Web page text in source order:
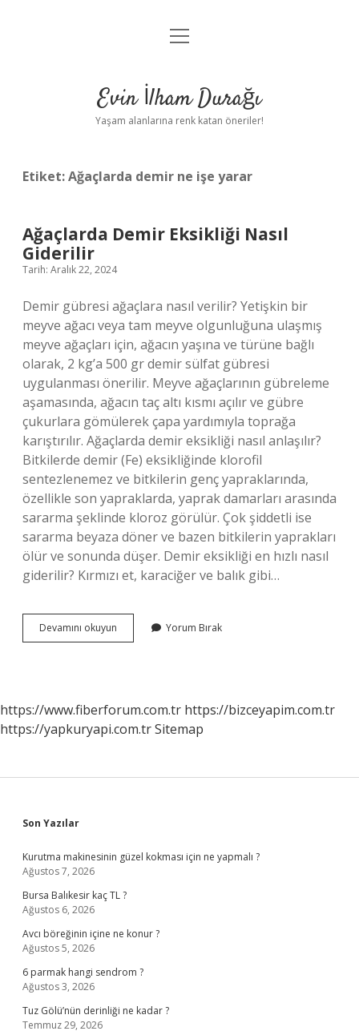
Anasayfa
Yasal Uyarı
menüyü
Evin İlham Durağı
Yaşam alanlarına renk katan öneriler!
Etiket:Ağaçlarda demir ne işe yarar
Ağaçlarda Demir Eksikliği Nasıl
Giderilir
Tarih: Aralık 22, 2024
Demir gübresi ağaçlara nasıl verilir? Yetişkin bir
meyve ağacı veya tam meyve olgunluğuna ulaşmış
meyve ağaçları için, ağacın yaşına ve türüne bağlı
olarak, 2 kg’a 500 gr demir sülfat gübresi
uygulanması önerilir. Meyve ağaçlarının gübreleme
aşamasında, ağacın taç altı kısmı açılır ve gübre
çukurlara gömülerek çapa yardımıyla toprağa
karıştırılır. Ağaçlarda demir eksikliği nasıl anlaşılır?
Bitkilerde demir (Fe) eksikliğinde klorofil
sentezlenemez ve bitkilerin genç yapraklarında,
özellikle son yapraklarda, yaprak damarları arasında
sararma şeklinde kloroz görülür. Çok şiddetli ise
sararma beyaza döner ve bazen bitkilerin yaprakları
ölür ve sonunda düşer. Demir eksikliği en hızlı nasıl
giderilir? Kırmızı et, karaciğer ve balık gibi…
Devamını okuyun Ağaçlarda
Demir
Yorum Bırak
https://www.fiberforum.com.tr https://bizceyapim.com.tr
https://yapkuryapi.com.trSitemap
Sidebar
Son Yazılar
Kurutma makinesinin güzel kokması için ne yapmalı ?
Ağustos 7, 2026
Bursa Balıkesir kaç TL ?
Ağustos 6, 2026
Avcı böreğinin içine ne konur ?
Ağustos 5, 2026
6 parmak hangi sendrom ?
Ağustos 3, 2026
Tuz Gölü’nün derinliği ne kadar ?
Temmuz 29, 2026